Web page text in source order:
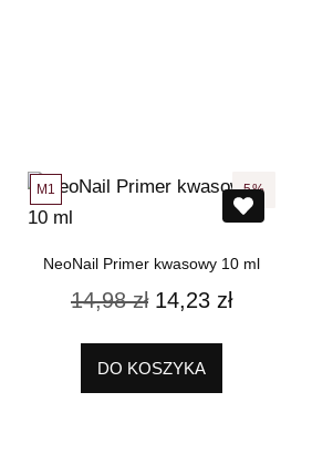
5%
M1
NeoNail Primer kwasowy 10 ml
14,98zł 14,23 zł
DO KOSZYKA